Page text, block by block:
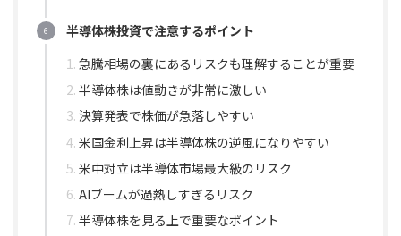
半導体株投資で注意するポイント
急騰相場の裏にあるリスクも理解することが重要
半導体株は値動きが非常に激しい
決算発表で株価が急落しやすい
米国金利上昇は半導体株の逆風になりやすい
米中対立は半導体市場最大級のリスク
AIブームが過熱しすぎるリスク
半導体株を見る上で重要なポイント